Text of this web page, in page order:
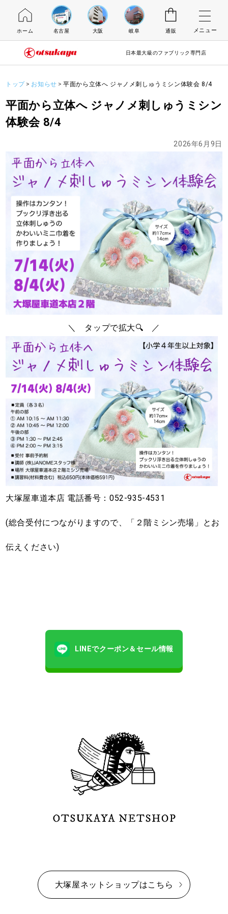
日本最大級のファブリック専門店
ホーム 名古屋 大阪 岐阜 通販 メニュー
トップ お知らせ 平面から立体へ ジャノメ刺しゅうミシン体験会 8/4
平面から立体へ ジャノメ刺しゅうミシン
体験会 8/4
2026年6月9日
＼ タップで拡大🔍 ／
大塚屋車道本店 電話番号：052-935-4531
(総合受付につながりますので、「２階ミシン売場」とお
伝えください)
LINEでクーポン＆セール情報
大塚屋ネットショップはこちら